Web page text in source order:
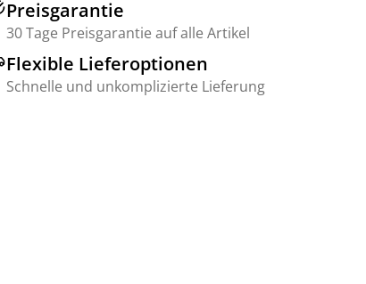
Preisgarantie
30 Tage Preisgarantie auf alle Artikel
Flexible Lieferoptionen
Schnelle und unkomplizierte Lieferung